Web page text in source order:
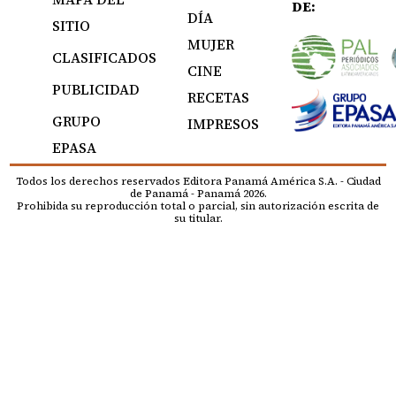
SITIO
CLASIFICADOS
PUBLICIDAD
GRUPO
EPASA
DÍA
MUJER
CINE
RECETAS
IMPRESOS
DE:
Todos los derechos reservados Editora Panamá América S.A. - Ciudad
de Panamá - Panamá 2026.
Prohibida su reproducción total o parcial, sin autorización escrita de
su titular.